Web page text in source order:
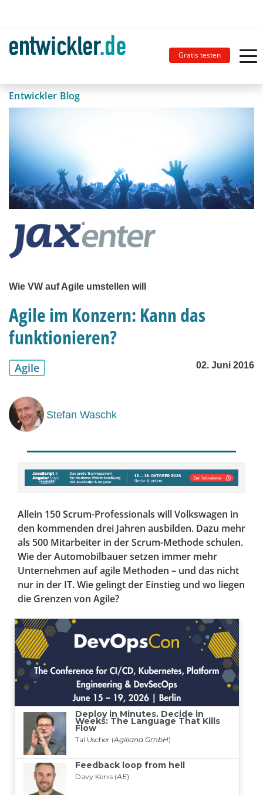
Gratis testen
Entwickler Blog
Wie VW auf Agile umstellen will
Agile im Konzern: Kann das
funktionieren?
Agile 02. Juni 2016
Stefan Waschk
Allein 150 Scrum-Professionals will Volkswagen in
den kommenden drei Jahren ausbilden. Dazu mehr
als 500 Mitarbeiter in der Scrum-Methode schulen.
Wie der Automobilbauer setzen immer mehr
Unternehmen auf agile Methoden – und das nicht
nur in der IT. Wie gelingt der Einstieg und wo liegen
die Grenzen von Agile?